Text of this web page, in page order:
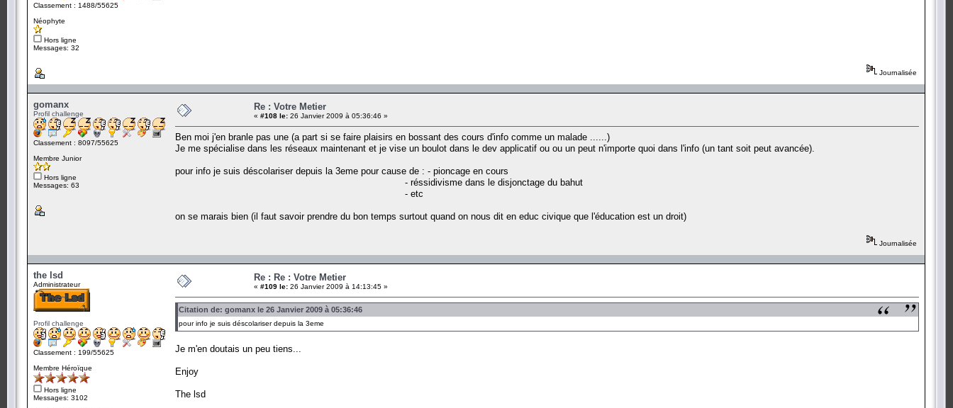
Classement : 1488/55625
Néophyte
Hors ligne
Messages: 32
Journalisée
gomanx
Profil challenge
Classement : 8097/55625
Membre Junior
Hors ligne
Messages: 63
Re : Votre Metier
« #108 le: 26 Janvier 2009 à 05:36:46 »
Ben moi j'en branle pas une (a part si se faire plaisirs en bossant des cours d'info comme un malade ......)
Je me spécialise dans les réseaux maintenant et je vise un boulot dans le dev applicatif ou ou un peut n'importe quoi dans l'info (un tant soit peut avancée).
pour info je suis déscolariser depuis la 3eme pour cause de : - pioncage en cours
- réssidivisme dans le disjonctage du bahut
- etc
on se marais bien (il faut savoir prendre du bon temps surtout quand on nous dit en educ civique que l'éducation est un droit)
Journalisée
the lsd
Administrateur
Profil challenge
Classement : 199/55625
Membre Héroïque
Hors ligne
Messages: 3102
Re : Re : Votre Metier
« #109 le: 26 Janvier 2009 à 14:13:45 »
Citation de: gomanx le 26 Janvier 2009 à 05:36:46
pour info je suis déscolariser depuis la 3eme
Je m'en doutais un peu tiens...
Enjoy
The lsd